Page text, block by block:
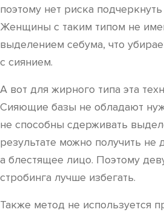
поэтому нет риска подчеркнуть
Женщины с таким типом не
выделением себума, что
с сиянием.
А вот для жирного типа эта
Сияющие базы не обладают
не способны сдерживать
результате можно получить не
а блестящее лицо. Поэтому
стробинга лучше избегать.
Также метод не используется